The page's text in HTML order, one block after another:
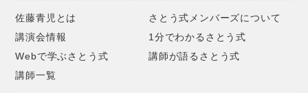
佐藤青児とは
さとう式メンバーズについて
講演会情報
1分でわかるさとう式
Webで学ぶさとう式
講師が語るさとう式
講師一覧